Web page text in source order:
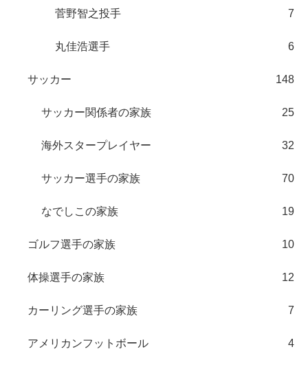
菅野智之投手 7
丸佳浩選手 6
サッカー 148
サッカー関係者の家族 25
海外スタープレイヤー 32
サッカー選手の家族 70
なでしこの家族 19
ゴルフ選手の家族 10
体操選手の家族 12
カーリング選手の家族 7
アメリカンフットボール 4